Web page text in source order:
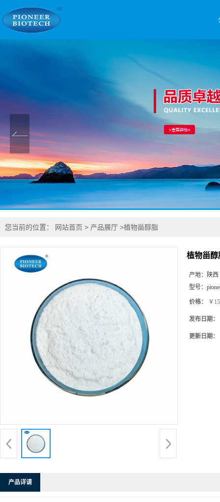
您当前的位置： 网站首页 > 产品展厅 >植物甾醇脂
植物甾醇
产地：
陕西
型号：
价格： ￥
发布日期：
更新日期：
产品详请